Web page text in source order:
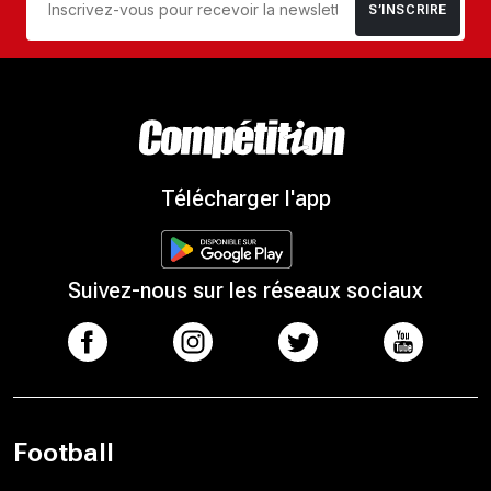
S’INSCRIRE
Télécharger l'app
Suivez-nous sur les réseaux sociaux
Football